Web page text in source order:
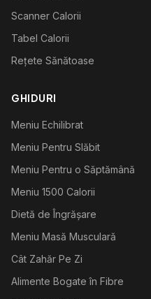
Scanner Calorii
Tabel Calorii
Rețete Sănătoase
GHIDURI
Meniu Echilibrat
Meniu Pentru Slăbit
Meniu Pentru o Săptămână
Meniu 1500 Calorii
Dietă de Îngrășare
Meniu Masă Musculară
Cât Zahăr Pe Zi
Alimente Bogate în Fibre